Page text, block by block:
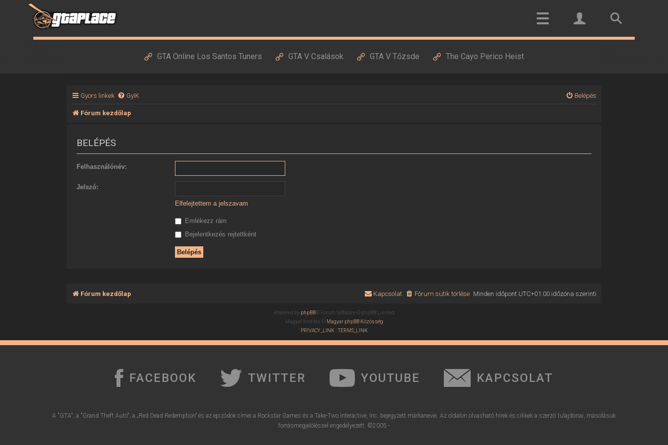
GTA Online Los Santos Tuners GTA V Csalások GTA V Tőzsde The Cayo Perico Heist
Gyors linkek GyIK Belépés
Fórum kezdőlap
BELÉPÉS
Felhasználónév:
Jelszó:
Elfelejtettem a jelszavam
Emlékezz rám
Bejelentkezés rejtettként
Fórum kezdőlap Minden időpont UTC+01:00időzóna szerinti
Fórum sütik törlése
Kapcsolat
Powered by phpBB® Forum Software © phpBB Limited
Magyar fordítás © Magyar phpBB Közösség
PRIVACY_LINK |TERMS_LINK
FACEBOOK TWITTER YOUTUBE KAPCSOLAT
A "GTA", a "Grand Theft Auto", a „Red Dead Redemption” és az epizódok címei a Rockstar Games és a Take-Two Interactive, Inc. bejegyzett márkanevei. Az oldalon olvasható hírek és cikkek a szerző tulajdonai, másolásuk
forrásmegjelöléssel engedélyezett. ©2005 -